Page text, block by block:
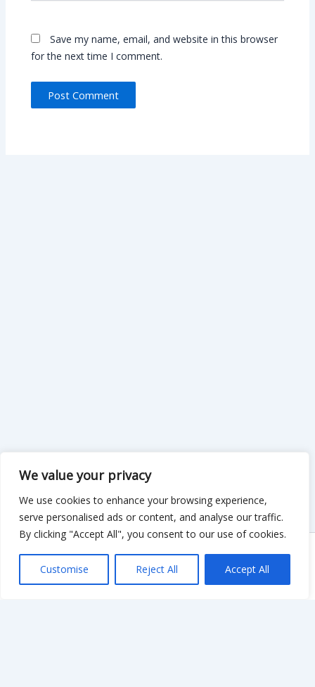
We value your privacy
We use cookies to enhance your browsing experience,
serve personalised ads or content, and analyse our traffic.
By clicking "Accept All", you consent to our use of cookies.
Customise Reject All Accept All
Save my name, email, and website in this browser
for the next time I comment.
Copyright © 2026 KnowMyGovt. All rights reserved.